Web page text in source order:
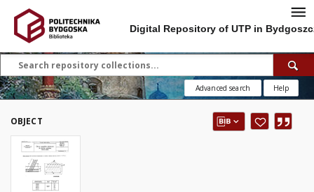
Digital Repository of UTP in
Advanced search Help
OBJECT